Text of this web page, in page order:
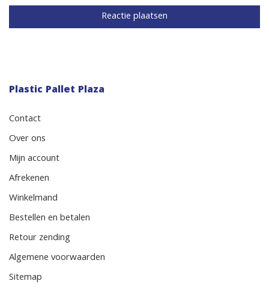
Plastic Pallet Plaza
Contact
Over ons
Mijn account
Afrekenen
Winkelmand
Bestellen en betalen
Retour zending
Algemene voorwaarden
Sitemap